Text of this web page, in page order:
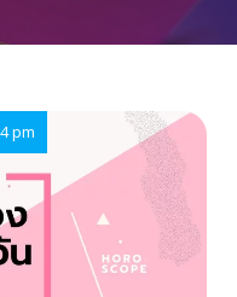
pm